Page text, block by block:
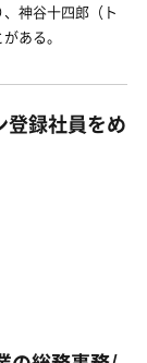
神谷十四郎（ト
ある。
録社員をめ